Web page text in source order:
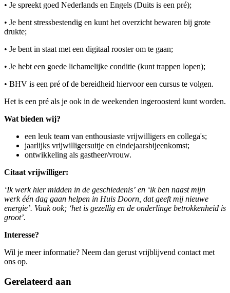
• Je spreekt goed Nederlands en Engels (Duits is een pré);
• Je bent stressbestendig en kunt het overzicht bewaren bij grote
drukte;
• Je bent in staat met een digitaal rooster om te gaan;
• Je hebt een goede lichamelijke conditie (kunt trappen lopen);
• BHV is een pré of de bereidheid hiervoor een cursus te volgen.
Het is een pré als je ook in de weekenden ingeroosterd kunt worden.
Wat bieden wij?
een leuk team van enthousiaste vrijwilligers en collega's;
jaarlijks vrijwilligersuitje en eindejaarsbijeenkomst;
ontwikkeling als gastheer/vrouw.
Citaat vrijwilliger:
‘Ik werk hier midden in de geschiedenis’ en ‘ik ben naast mijn
werk één dag gaan helpen in Huis Doorn, dat geeft mij nieuwe
energie’. Vaak ook; ‘het is gezellig en de onderlinge betrokkenheid is
groot’.
Interesse?
Wil je meer informatie? Neem dan gerust vrijblijvend contact met
ons op.
Gerelateerd aan